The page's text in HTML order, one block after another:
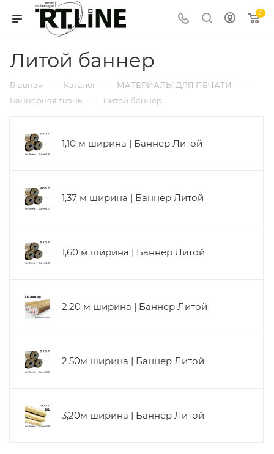
0
Литой баннер
Главная — Каталог — МАТЕРИАЛЫ ДЛЯ ПЕЧАТИ —
Баннерная ткань — Литой баннер
1,10 м ширина | Баннер Литой
1,37 м ширина | Баннер Литой
1,60 м ширина | Баннер Литой
2,20 м ширина | Баннер Литой
2,50м ширина | Баннер Литой
3,20м ширина | Баннер Литой